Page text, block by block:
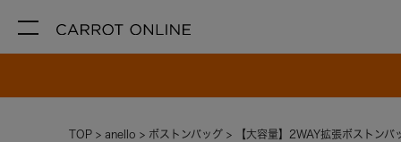
TOP anello ボストンバッグ 【大容量】2WAY拡張ボストン